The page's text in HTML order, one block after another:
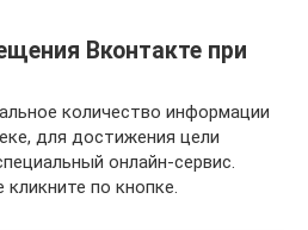
Вконтакте при
количество информации
для достижения цели
онлайн-сервис.
по кнопке.